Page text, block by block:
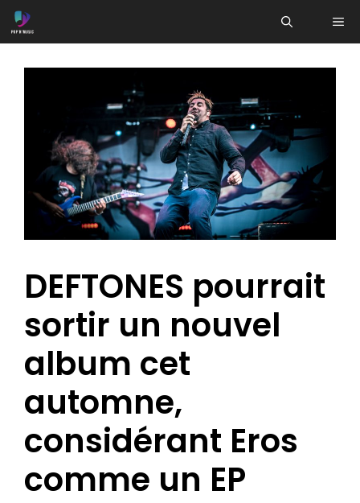
Aller
au
DEFTONES pourrait
sortir un nouvel
album cet
automne,
considérant Eros
comme un EP